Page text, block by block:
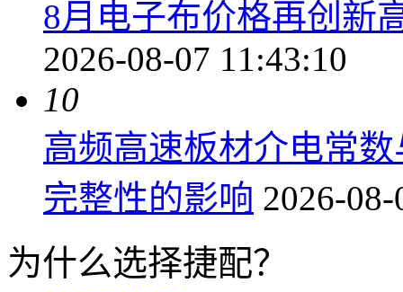
8月电子布价格再创新
2026-08-07 11:43:10
10
高频高速板材介电常
完整性的影响 2026-
为什么选择捷配？